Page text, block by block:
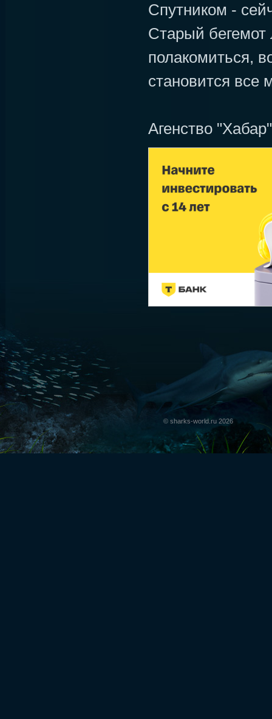
Спутником -
Старый
полакомиться,
становится все
Агенство "Хабар"
© sharks-world.ru 2026